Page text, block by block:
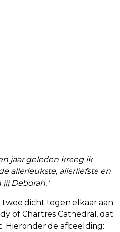
jaar geleden kreeg ik
allerleukste, allerliefste en
Deborah.''
dicht tegen elkaar aan
of Chartres Cathedral, dat
Hieronder de afbeelding: